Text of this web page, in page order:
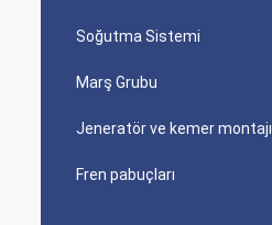
Soğutma Sistemi
Marş Grubu
Jeneratör ve kemer montajı
Fren pabuçları